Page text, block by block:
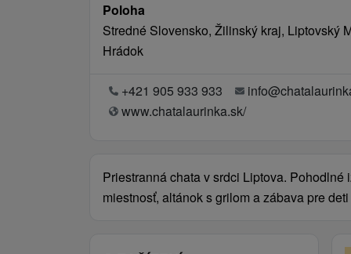
Poloha
Stredné Slovensko, Žilinský kraj, Liptovský
Hrádok
+421 905 933 933
www.chatalaurinka.sk/
Priestranná chata v srdci Liptova. Pohodlné
miestnosť, altánok s grilom a zábava pre deti